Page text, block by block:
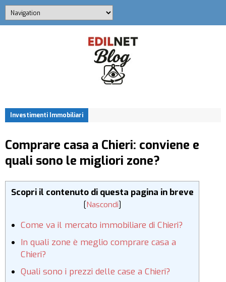
Investimenti Immobiliari
Comprare casa a Chieri: conviene e
quali sono le migliori zone?
Scopri il contenuto di questa pagina in breve
[Nascondi]
Come va il mercato immobiliare di Chieri?
In quali zone è meglio comprare casa a
Chieri?
Quali sono i prezzi delle case a Chieri?